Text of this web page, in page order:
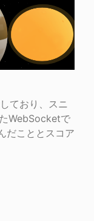
ており、スニ
WebSocketで
だこととスコア